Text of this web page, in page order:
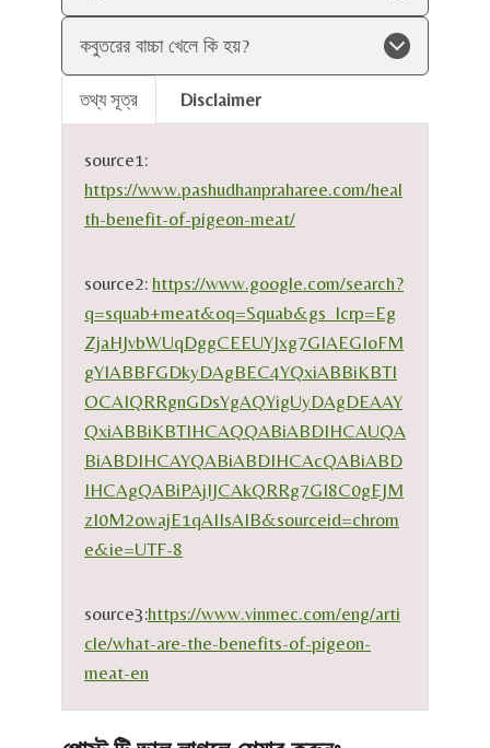
কবুতরের বাচ্চা খেলে কি হয়?
তথ্য সূত্র Disclaimer
source1:
https://www.pashudhanpraharee.com/heal
th-benefit-of-pigeon-meat/
source2: https://www.google.com/search?
q=squab+meat&oq=Squab&gs_lcrp=Eg
ZjaHJvbWUqDggCEEUYJxg7GIAEGIoFM
gYIABBFGDkyDAgBEC4YQxiABBiKBTI
OCAIQRRgnGDsYgAQYigUyDAgDEAAY
QxiABBiKBTIHCAQQABiABDIHCAUQA
BiABDIHCAYQABiABDIHCAcQABiABD
IHCAgQABiPAjIJCAkQRRg7GI8C0gEJM
zI0M2owajE1qAIIsAIB&sourceid=chrom
e&ie=UTF-8
source3:https://www.vinmec.com/eng/arti
cle/what-are-the-benefits-of-pigeon-
meat-en